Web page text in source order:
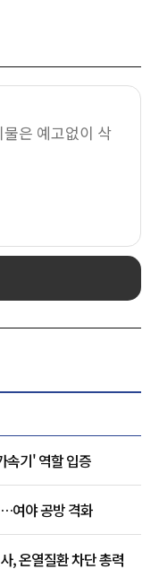
속기' 역할 입증
여야 공방 격화
, 온열질환 차단 총력